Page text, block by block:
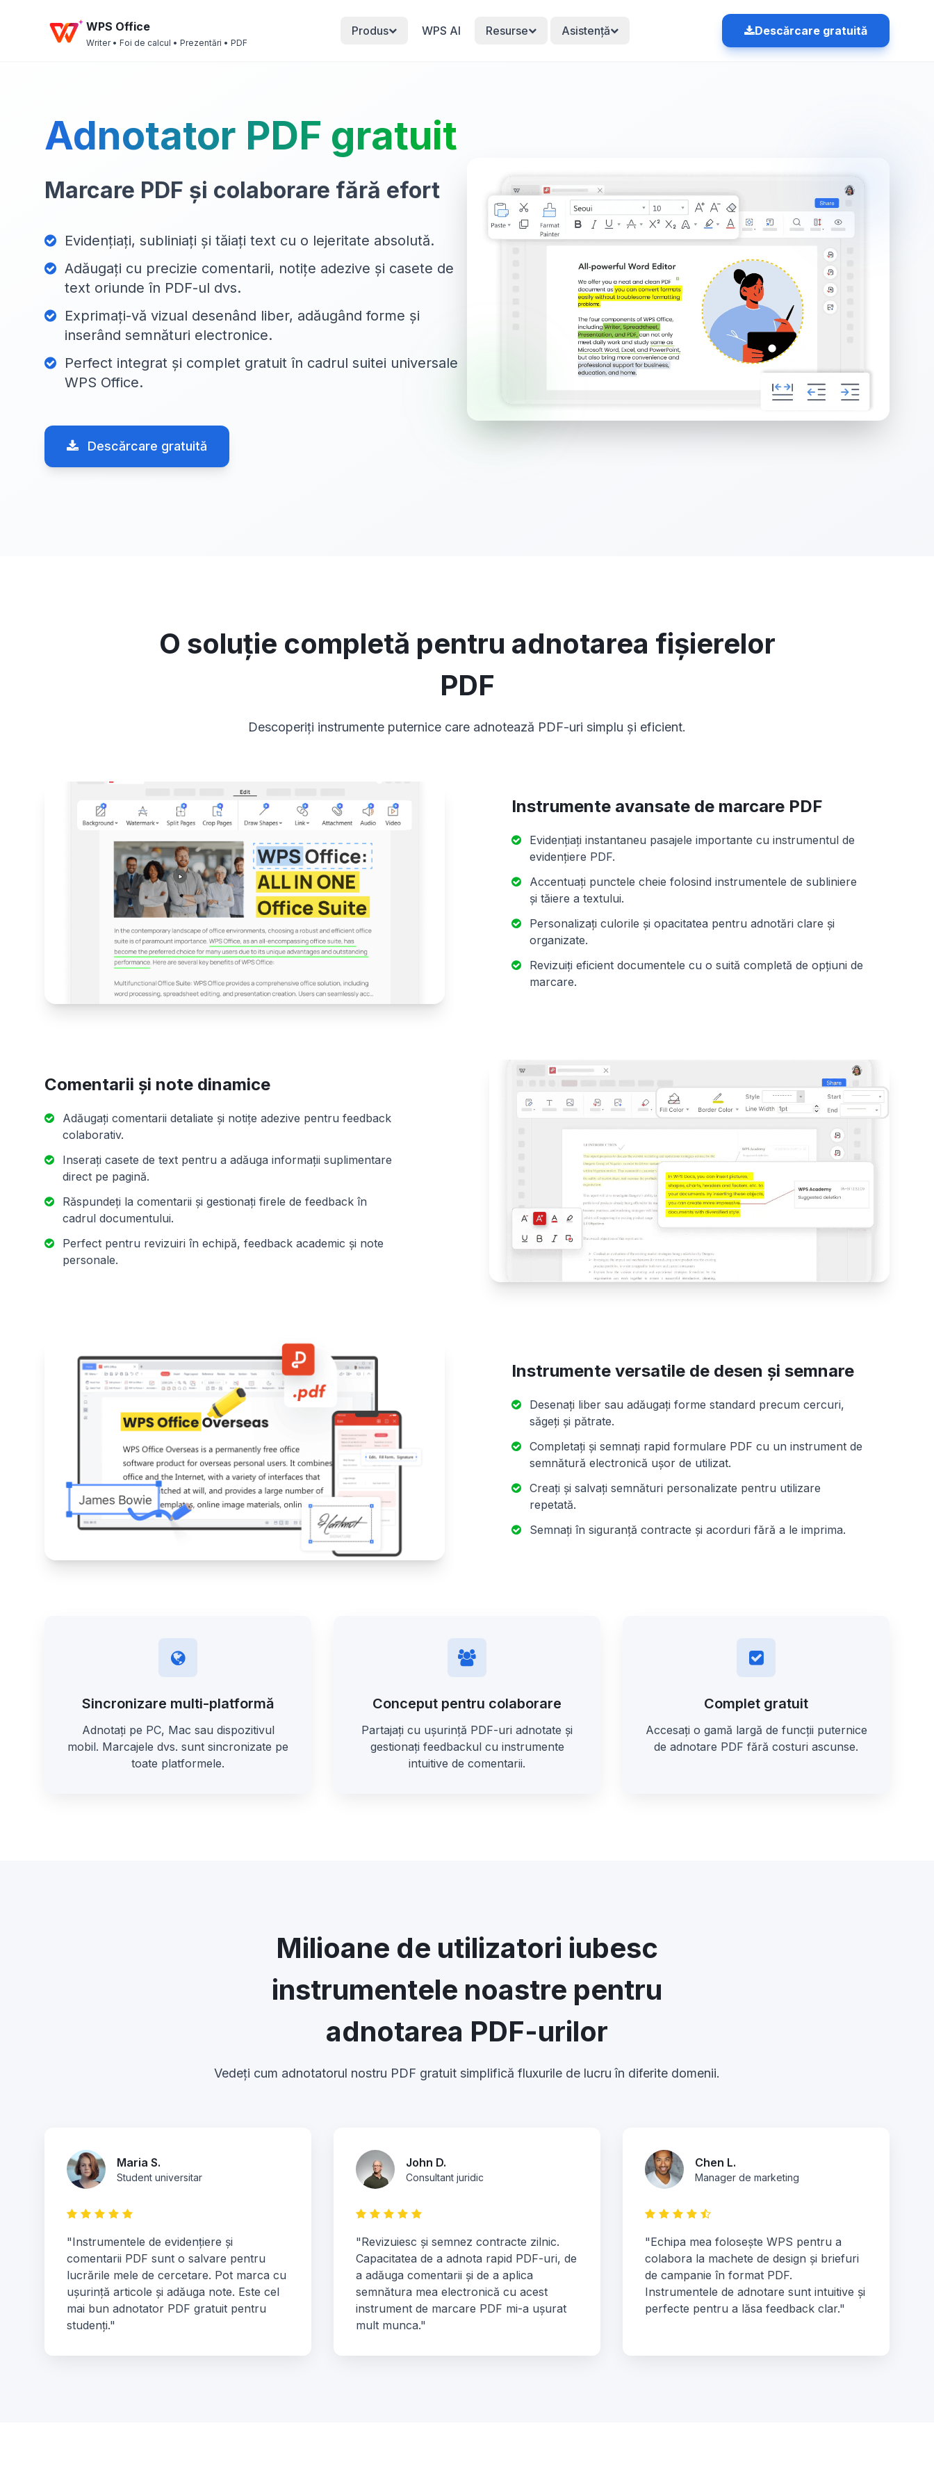
WPS Office
Writer • Foi de calcul • Prezentări • PDF
Produs WPS AI Resurse Asistență Descărcare gratuită
Adnotator PDF gratuit
Marcare PDF și colaborare fără efort
Evidențiați, subliniați și tăiați text cu o lejeritate absolută.
Adăugați cu precizie comentarii, notițe adezive și casete de
text oriunde în PDF-ul dvs.
Exprimați-vă vizual desenând liber, adăugând forme și
inserând semnături electronice.
Perfect integrat și complet gratuit în cadrul suitei universale
WPS Office.
Descărcare gratuită
O soluție completă pentru adnotarea fișierelor
PDF
Descoperiți instrumente puternice care adnotează PDF-uri simplu și eficient.
Instrumente avansate de marcare PDF
Evidențiați instantaneu pasajele importante cu instrumentul de
evidențiere PDF.
Accentuați punctele cheie folosind instrumentele de subliniere
și tăiere a textului.
Personalizați culorile și opacitatea pentru adnotări clare și
organizate.
Revizuiți eficient documentele cu o suită completă de opțiuni de
marcare.
Comentarii și note dinamice
Adăugați comentarii detaliate și notițe adezive pentru feedback
colaborativ.
Inserați casete de text pentru a adăuga informații suplimentare
direct pe pagină.
Răspundeți la comentarii și gestionați firele de feedback în
cadrul documentului.
Perfect pentru revizuiri în echipă, feedback academic și note
personale.
Instrumente versatile de desen și semnare
Desenați liber sau adăugați forme standard precum cercuri,
săgeți și pătrate.
Completați și semnați rapid formulare PDF cu un instrument de
semnătură electronică ușor de utilizat.
Creați și salvați semnături personalizate pentru utilizare
repetată.
Semnați în siguranță contracte și acorduri fără a le imprima.
Sincronizare multi-platformă
Adnotați pe PC, Mac sau dispozitivul
mobil. Marcajele dvs. sunt sincronizate pe
toate platformele.
Conceput pentru colaborare
Partajați cu ușurință PDF-uri adnotate și
gestionați feedbackul cu instrumente
intuitive de comentarii.
Complet gratuit
Accesați o gamă largă de funcții puternice
de adnotare PDF fără costuri ascunse.
Milioane de utilizatori iubesc
instrumentele noastre pentru
adnotarea PDF-urilor
Vedeți cum adnotatorul nostru PDF gratuit simplifică fluxurile de lucru în diferite domenii.
Maria S.
Student universitar
"Instrumentele de evidențiere și
comentarii PDF sunt o salvare pentru
lucrările mele de cercetare. Pot marca cu
ușurință articole și adăuga note. Este cel
mai bun adnotator PDF gratuit pentru
studenți."
John D.
Consultant juridic
"Revizuiesc și semnez contracte zilnic.
Capacitatea de a adnota rapid PDF-uri, de
a adăuga comentarii și de a aplica
semnătura mea electronică cu acest
instrument de marcare PDF mi-a ușurat
mult munca."
Chen L.
Manager de marketing
"Echipa mea folosește WPS pentru a
colabora la machete de design și briefuri
de campanie în format PDF.
Instrumentele de adnotare sunt intuitive și
perfecte pentru a lăsa feedback clar."